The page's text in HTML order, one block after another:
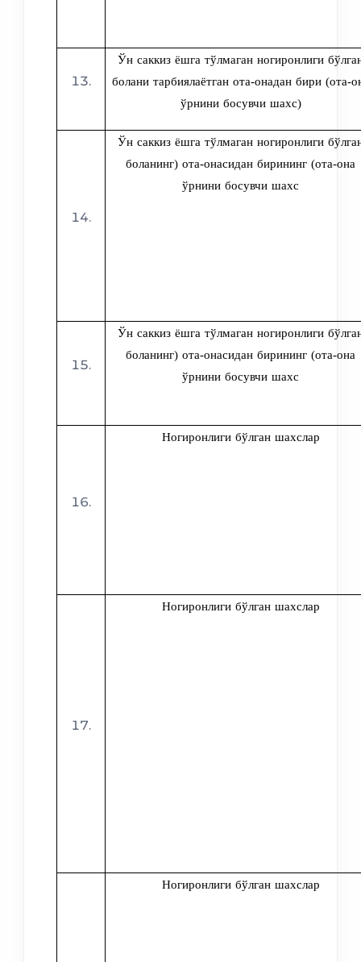
Ўн саккиз ёшга тўлмаган ногиронлиги
болани тарбиялаётган ота-онадан бири (ота-
ўрнини босувчи шахс)
Ўн саккиз ёшга тўлмаган ногиронлиги
боланинг) ота-онасидан бирининг (ота-она
ўрнини босувчи шахс
Ўн саккиз ёшга тўлмаган ногиронлиги
боланинг) ота-онасидан бирининг (ота-она
ўрнини босувчи шахс
Ногиронлиги бўлган шахслар
Ногиронлиги бўлган шахслар
Ногиронлиги бўлган шахслар